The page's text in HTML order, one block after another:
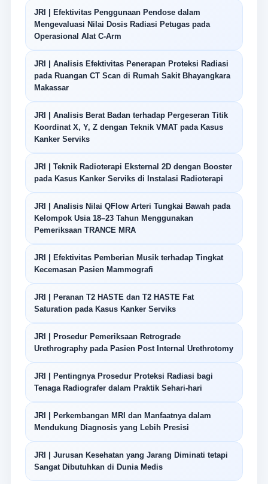
JRI | Efektivitas Penggunaan Pendose dalam
Mengevaluasi Nilai Dosis Radiasi Petugas pada
Operasional Alat C-Arm
JRI | Analisis Efektivitas Penerapan Proteksi Radiasi
pada Ruangan CT Scan di Rumah Sakit Bhayangkara
Makassar
JRI | Analisis Berat Badan terhadap Pergeseran Titik
Koordinat X, Y, Z dengan Teknik VMAT pada Kasus
Kanker Serviks
JRI | Teknik Radioterapi Eksternal 2D dengan Booster
pada Kasus Kanker Serviks di Instalasi Radioterapi
JRI | Analisis Nilai QFlow Arteri Tungkai Bawah pada
Kelompok Usia 18–23 Tahun Menggunakan
Pemeriksaan TRANCE MRA
JRI | Efektivitas Pemberian Musik terhadap Tingkat
Kecemasan Pasien Mammografi
JRI | Peranan T2 HASTE dan T2 HASTE Fat
Saturation pada Kasus Kanker Serviks
JRI | Prosedur Pemeriksaan Retrograde
Urethrography pada Pasien Post Internal Urethrotomy
JRI | Pentingnya Prosedur Proteksi Radiasi bagi
Tenaga Radiografer dalam Praktik Sehari-hari
JRI | Perkembangan MRI dan Manfaatnya dalam
Mendukung Diagnosis yang Lebih Presisi
JRI | Jurusan Kesehatan yang Jarang Diminati tetapi
Sangat Dibutuhkan di Dunia Medis